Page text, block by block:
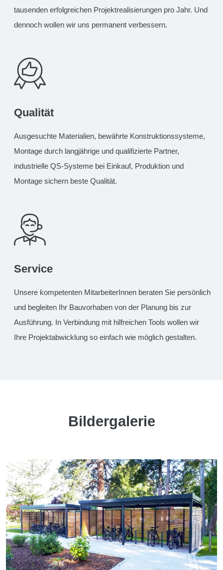
tausenden erfolgreichen Projektrealisierungen pro Jahr. Und
dennoch wollen wir uns permanent verbessern.
Qualität
Ausgesuchte Materialien, bewährte Konstruktionssysteme,
Montage durch langjährige und qualifizierte Partner,
industrielle QS-Systeme bei Einkauf, Produktion und
Montage sichern beste Qualität.
Service
Unsere kompetenten MitarbeiterInnen beraten Sie persönlich
und begleiten Ihr Bauvorhaben von der Planung bis zur
Ausführung. In Verbindung mit hilfreichen Tools wollen wir
Ihre Projektabwicklung so einfach wie möglich gestalten.
Bildergalerie